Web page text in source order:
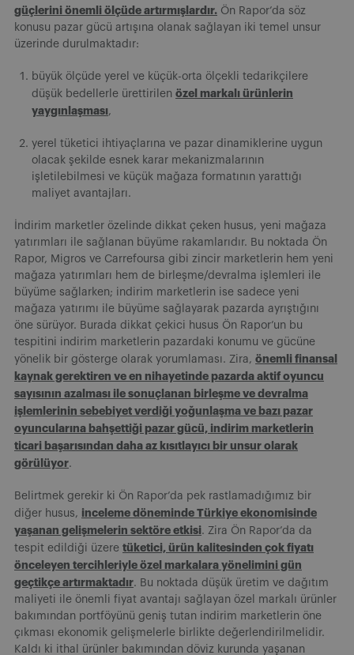
güçlerini önemli ölçüde artırmışlardır. Ön Rapor’da söz
konusu pazar gücü artışına olanak sağlayan iki temel unsur
üzerinde durulmaktadır:
büyük ölçüde yerel ve küçük-orta ölçekli tedarikçilere
düşük bedellerle ürettirilen özel markalı ürünlerin
yaygınlaşması,
yerel tüketici ihtiyaçlarına ve pazar dinamiklerine uygun
olacak şekilde esnek karar mekanizmalarının
işletilebilmesi ve küçük mağaza formatının yarattığı
maliyet avantajları.
İndirim marketler özelinde dikkat çeken husus, yeni mağaza
yatırımları ile sağlanan büyüme rakamlarıdır. Bu noktada Ön
Rapor, Migros ve Carrefoursa gibi zincir marketlerin hem yeni
mağaza yatırımları hem de birleşme/devralma işlemleri ile
büyüme sağlarken; indirim marketlerin ise sadece yeni
mağaza yatırımı ile büyüme sağlayarak pazarda ayrıştığını
öne sürüyor. Burada dikkat çekici husus Ön Rapor’un bu
tespitini indirim marketlerin pazardaki konumu ve gücüne
yönelik bir gösterge olarak yorumlaması. Zira, önemli finansal
kaynak gerektiren ve en nihayetinde pazarda aktif oyuncu
sayısının azalması ile sonuçlanan birleşme ve devralma
işlemlerinin sebebiyet verdiği yoğunlaşma ve bazı pazar
oyuncularına bahşettiği pazar gücü, indirim marketlerin
ticari başarısından daha az kısıtlayıcı bir unsur olarak
görülüyor.
Belirtmek gerekir ki Ön Rapor’da pek rastlamadığımız bir
diğer husus, inceleme döneminde Türkiye ekonomisinde
yaşanan gelişmelerin sektöre etkisi. Zira Ön Rapor’da da
tespit edildiği üzere tüketici, ürün kalitesinden çok fiyatı
önceleyen tercihleriyle özel markalara yönelimini gün
geçtikçe artırmaktadır. Bu noktada düşük üretim ve dağıtım
maliyeti ile önemli fiyat avantajı sağlayan özel markalı ürünler
bakımından portföyünü geniş tutan indirim marketlerin öne
çıkması ekonomik gelişmelerle birlikte değerlendirilmelidir.
Kaldı ki ithal ürünler bakımından döviz kurunda yaşanan